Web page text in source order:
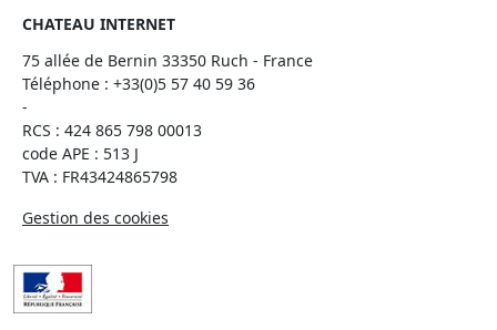
CHATEAU INTERNET
75 allée de Bernin 33350 Ruch - France
Téléphone : +33(0)5 57 40 59 36
-
RCS : 424 865 798 00013
code APE : 513 J
TVA : FR43424865798
Gestion des cookies